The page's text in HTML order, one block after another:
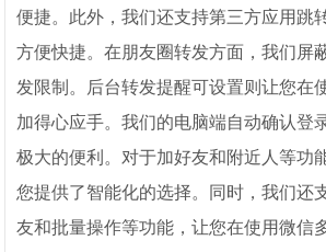
便捷。此外，我们还支持第三方应用跳
方便快捷。在朋友圈转发方面，我们屏
发限制。后台转发提醒可设置则让您在
加得心应手。我们的电脑端自动确认登
极大的便利。对于加好友和附近人等功
您提供了智能化的选择。同时，我们还
友和批量操作等功能，让您在使用微信